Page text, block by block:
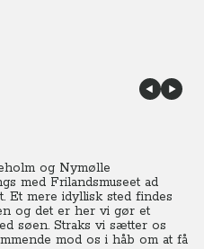
og Nymølle
med Frilandsmuseet ad
Et mere idyllisk sted findes
og det er her vi gør et
søen. Straks vi sætter os
mod os i håb om at få